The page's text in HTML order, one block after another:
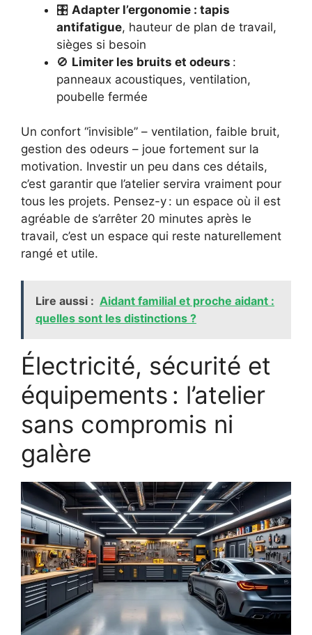
🎛️ Adapter l’ergonomie : tapis
antifatigue, hauteur de plan de travail,
sièges si besoin
🚫 Limiter les bruits et odeurs :
panneaux acoustiques, ventilation,
poubelle fermée
Un confort “invisible” – ventilation, faible bruit,
gestion des odeurs – joue fortement sur la
motivation. Investir un peu dans ces détails,
c’est garantir que l’atelier servira vraiment pour
tous les projets. Pensez-y : un espace où il est
agréable de s’arrêter 20 minutes après le
travail, c’est un espace qui reste naturellement
rangé et utile.
Lire aussi : Aidant familial et proche aidant :
quelles sont les distinctions ?
Électricité, sécurité et
équipements : l’atelier
sans compromis ni
galère